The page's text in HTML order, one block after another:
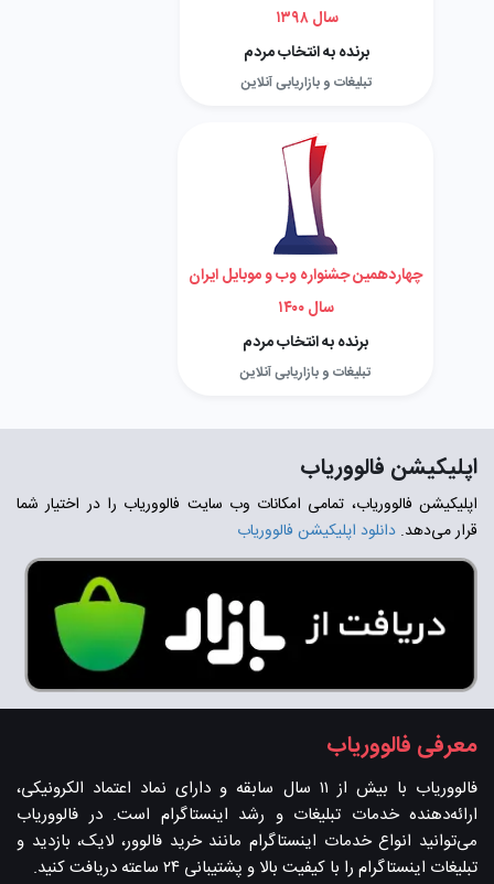
سال ۱۳۹۸
برنده به انتخاب مردم
تبلیغات و بازاریابی آنلاین
چهاردهمین جشنواره وب و موبایل ایران
سال ۱۴۰۰
برنده به انتخاب مردم
تبلیغات و بازاریابی آنلاین
اپلیکیشن فالووریاب
اپلیکیشن فالووریاب، تمامی امکانات وب سایت فالووریاب را در اختیار شما
قرار می‌دهد. دانلود اپلیکیشن فالووریاب
معرفی فالووریاب
فالووریاب با بیش از ۱۱ سال سابقه و دارای نماد اعتماد الکرونیکی،
ارائه‌دهنده خدمات تبلیغات و رشد اینستاگرام است. در فالووریاب
می‌توانید انواع خدمات اینستاگرام مانند خرید فالوور، لایک، بازدید و
تبلیغات اینستاگرام را با کیفیت بالا و پشتیبانی ۲۴ ساعته دریافت کنید.